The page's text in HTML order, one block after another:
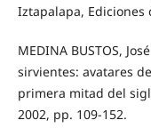
Iztapalapa, Ediciones
MEDINA BUSTOS,
sirvientes: avatares
primera mitad del
2002, pp. 109-152.